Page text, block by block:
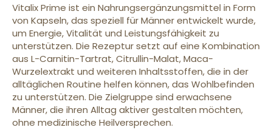
Vitalix Prime ist ein Nahrungsergänzungsmittel in Form
von Kapseln, das speziell für Männer entwickelt wurde,
um Energie, Vitalität und Leistungsfähigkeit zu
unterstützen. Die Rezeptur setzt auf eine Kombination
aus L-Carnitin-Tartrat, Citrullin-Malat, Maca-
Wurzelextrakt und weiteren Inhaltsstoffen, die in der
alltäglichen Routine helfen können, das Wohlbefinden
zu unterstützen. Die Zielgruppe sind erwachsene
Männer, die ihren Alltag aktiver gestalten möchten,
ohne medizinische Heilversprechen.